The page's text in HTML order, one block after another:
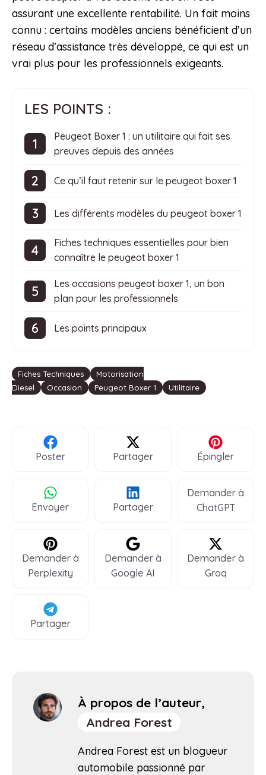
assurant une excellente rentabilité. Un fait moins
connu : certains modèles anciens bénéficient d’un
réseau d’assistance très développé, ce qui est un
vrai plus pour les professionnels exigeants.
LES POINTS :
Peugeot Boxer 1 : un utilitaire qui fait ses
preuves depuis des années
Ce qu’il faut retenir sur le peugeot boxer 1
Les différents modèles du peugeot boxer 1
Fiches techniques essentielles pour bien
connaître le peugeot boxer 1
Les occasions peugeot boxer 1, un bon
plan pour les professionnels
Les points principaux
Étiquettes
Fiches Techniques
Motorisation
Diesel
Occasion Peugeot Boxer 1 Utilitaire
Poster Partager Épingler
Envoyer Partager
Demander à
ChatGPT
Demander à
Perplexity
Demander à
Google AI
Demander à
Groq
Partager
À propos de l’auteur,
Andrea Forest
Andrea Forest est un blogueur
automobile passionné par